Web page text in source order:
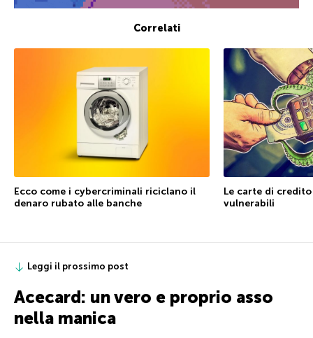
Correlati
Ecco come i cybercriminali riciclano il
denaro rubato alle banche
Le carte di
vulnerabili
Leggi il prossimo post
Acecard: un vero e proprio asso
nella manica